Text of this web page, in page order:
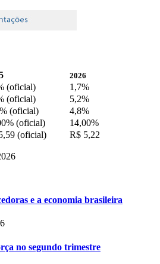
2026
(oficial) 1,7%
(oficial) 5,2%
(oficial) 4,8%
(oficial) 14,00%
(oficial) R$ 5,22
e a economia brasileira
no segundo trimestre